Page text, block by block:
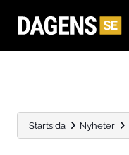
Startsida Nyheter